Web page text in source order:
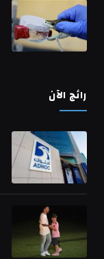
رائج الآن